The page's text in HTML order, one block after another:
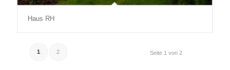
Haus RH
Seite 1 von 2
1 2